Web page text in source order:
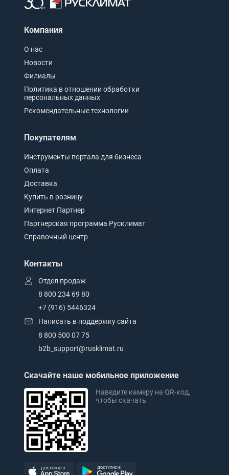
Компания
О нас
Новости
Филиалы
Политика в отношении обработки
персональных данных
Рекомендательные технологии
Покупателям
Инструменты портала для бизнеса
Оплата
Доставка
Купить в розницу
Интернет Партнер
Партнерская программа Русклимат
Справочный центр
Контакты
Отдел продаж
8 800 234 69 80
+7 (916) 5446324
Написать в поддержку сайта
8 800 500 07 75
b2b_support@rusklimat.ru
Скачайте наше мобильное приложение
Наведите камеру на QR-код,
чтобы скачать